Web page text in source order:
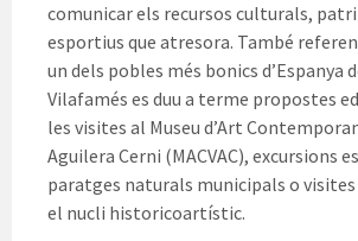
comunicar els recursos culturals,
esportius que atresora. També
un dels pobles més bonics d’Espanya
Vilafamés es duu a terme propostes
les visites al Museu d’Art
Aguilera Cerni (MACVAC), excursions
paratges naturals municipals o visites
el nucli historicoartístic.